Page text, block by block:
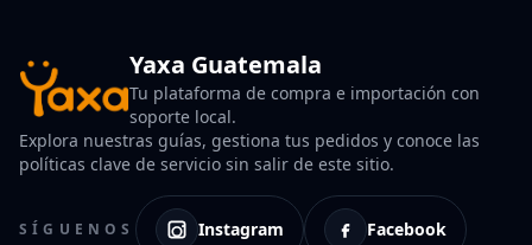
Yaxa Guatemala
Tu plataforma de compra e importación con
soporte local.
Explora nuestras guías, gestiona tus pedidos y conoce las
políticas clave de servicio sin salir de este sitio.
SÍGUENOS Instagram Facebook